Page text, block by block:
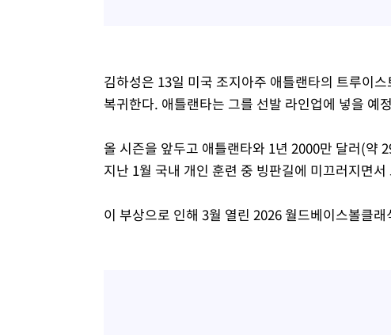
김하성은 13일 미국 조지아주 애틀랜타의 트루이
복귀한다. 애틀랜타는 그를 선발 라인업에 넣을 예
올 시즌을 앞두고 애틀랜타와 1년 2000만 달러(약
지난 1월 국내 개인 훈련 중 빙판길에 미끄러지면
이 부상으로 인해 3월 열린 2026 월드베이스볼클